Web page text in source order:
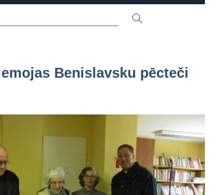
un izstādes
Galerijas
Benislavsku pēcteči